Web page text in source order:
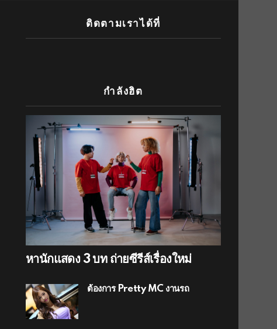
ติดตามเราได้ที่
กำลังฮิต
หานักแสดง 3 บท ถ่ายซีรีส์เรื่องใหม่
ต้องการ Pretty MC งานรถ